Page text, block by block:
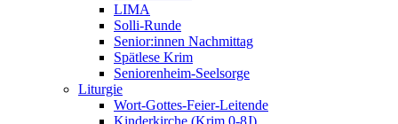
LIMA
Solli-Runde
Senior:innen Nachmittag
Spätlese Krim
Seniorenheim-Seelsorge
Liturgie
Wort-Gottes-Feier-Leitende
Kinderkirche (Krim 0-8J)